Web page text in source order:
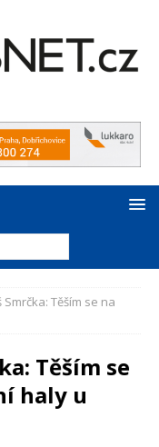
Těším se na
Těším se
haly u